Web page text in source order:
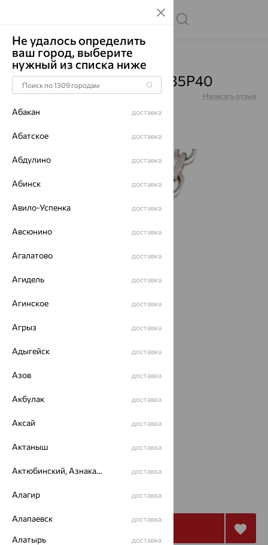
Главная Каталог Цепи
Цепь, серебро, 0842R035P40
Артикул:0842R035P40 Написать отзыв
от 643
Не удалось определить
ваш город, выберите
нужный из списка ниже
Абакан доставка
Абатское доставка
Абдулино доставка
Абинск доставка
Авило-Успенка доставка
Авсюнино доставка
Агалатово доставка
Агидель доставка
Агинское доставка
Агрыз доставка
Адыгейск доставка
Азов доставка
Акбулак доставка
Аксай доставка
Актаныш доставка
Актюбинский, Азнакаевский район доставка
Алагир доставка
Алапаевск доставка
Алатырь доставка